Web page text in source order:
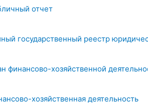
отчет
государственный реестр
финансово-хозяйственной
хозяйственная деятельность